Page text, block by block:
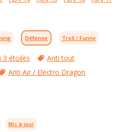
Défense Troll / Funny
3 étoiles
Anti tout
Anti Air / Electro Dragon
Mis à jour